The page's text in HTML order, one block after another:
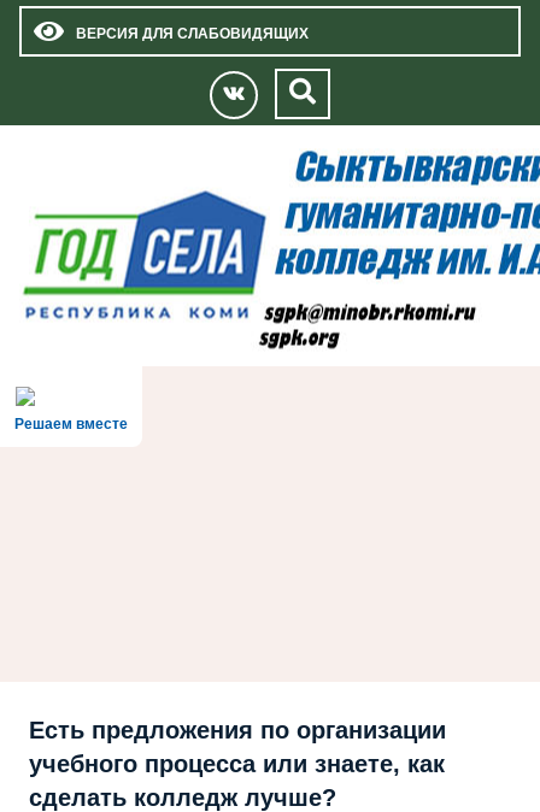
ВЕРСИЯ ДЛЯ СЛАБОВИДЯЩИХ
Решаем вместе
Есть предложения по организации
учебного процесса или знаете, как
сделать колледж лучше?